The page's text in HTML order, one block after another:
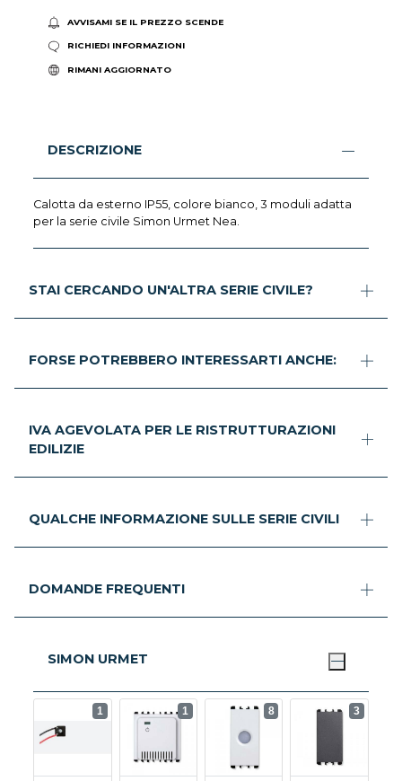
AVVISAMI SE IL PREZZO SCENDE
RICHIEDI INFORMAZIONI
RIMANI AGGIORNATO
DESCRIZIONE
Calotta da esterno IP55, colore bianco, 3 moduli adatta
per la serie civile Simon Urmet Nea.
STAI CERCANDO UN'ALTRA SERIE CIVILE?
FORSE POTREBBERO INTERESSARTI ANCHE:
IVA AGEVOLATA PER LE RISTRUTTURAZIONI
EDILIZIE
QUALCHE INFORMAZIONE SULLE SERIE CIVILI
DOMANDE FREQUENTI
SIMON URMET
1 1 8 3